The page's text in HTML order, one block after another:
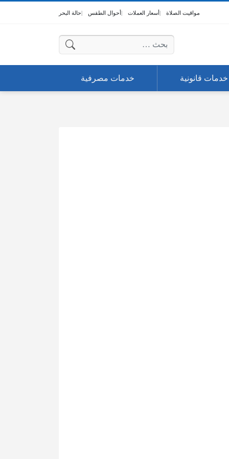
مواقيت الصلاة أسعار العملات أحوال الطقس حالة البحر
البحث عن:
خدمات قانونية خدمات مصرفية